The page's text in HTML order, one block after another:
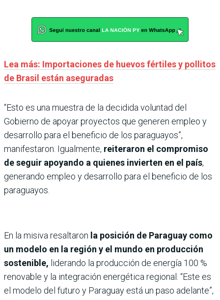
Lea más: Importaciones de huevos fértiles y pollitos
de Brasil están aseguradas
“Esto es una muestra de la decidida voluntad del
Gobierno de apoyar proyectos que generen empleo y
desarrollo para el beneficio de los paraguayos”,
manifestaron. Igualmente, reiteraron el compromiso
de seguir apoyando a quienes invierten en el país,
generando empleo y desarrollo para el beneficio de los
paraguayos.
En la misiva resaltaron la posición de Paraguay como
un modelo en la región y el mundo en producción
sostenible, liderando la producción de energía 100 %
renovable y la integración energética regional. “Este es
el modelo del futuro y Paraguay está un paso adelante”,